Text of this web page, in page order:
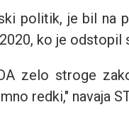
politik, je bil na
ko je odstopil
zelo stroge
redki," navaja